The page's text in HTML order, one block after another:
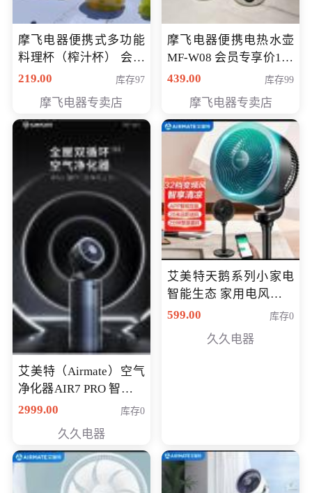
摩飞电器便携式多功能
料理杯（榨汁杯） 会员
专享价118元
219.00 库存97
摩飞电器专卖店
摩飞电器便携电热水壶
MF-W08 会员专享价198
元
439.00 库存99
摩飞电器专卖店
艾美特（Airmate）空气
净化器AIR7 PRO 智能全
屋空气循环负离子旗舰
2999.00 库存0
久久电器
艾美特天鹅系列小家电
智能生态 家用电风扇直
流变频节能轻音空气循
鹅，白天鹅智能)
599.00 库存0
久久电器